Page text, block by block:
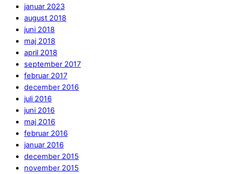
januar 2023
august 2018
juni 2018
maj 2018
april 2018
september 2017
februar 2017
december 2016
juli 2016
juni 2016
maj 2016
februar 2016
januar 2016
december 2015
november 2015